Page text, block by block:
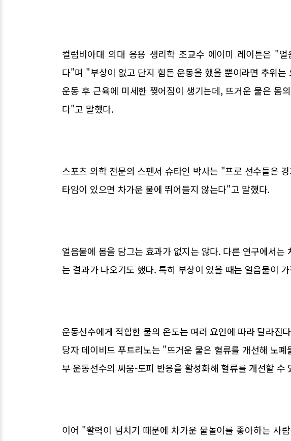
컬럼비아대 의대 응용 생리학 조교수 에이미 레이튼은 "
다"며 "부상이 없고 단지 힘든 운동을 했을 뿐이라면 추위
운동 후 근육에 미세한 찢어짐이 생기는데, 뜨거운 물은 몸
다"고 말했다.
스포츠 의학 전문의 스펜서 슈타인 박사는 "프로 선수들은
타임이 있으면 차가운 물에 뛰어들지 않는다"고 말했다.
얼음물에 몸을 담그는 효과가 없지는 않다. 다른 연구에서
는 결과가 나오기도 했다. 특히 부상이 있을 때는 얼음물이
운동선수에게 적합한 물의 온도는 여러 요인에 따라 달라진
당자 데이비드 푸트리노는 "뜨거운 물은 혈류를 개선해 노
부 운동선수의 싸움-도피 반응을 활성화해 혈류를 개선할 수
이어 "활력이 넘치기 때문에 차가운 물놀이를 좋아하는 사